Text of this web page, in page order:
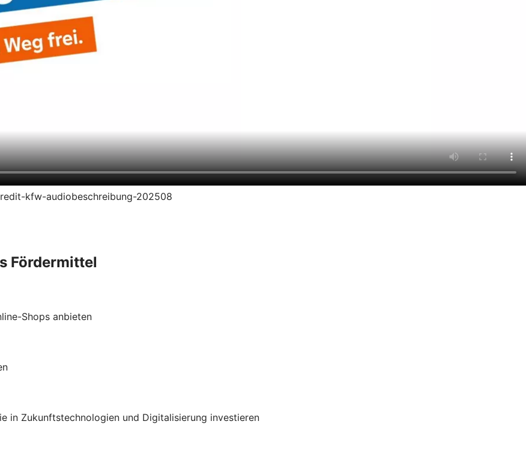
kfw-audiobeschreibung-202508
Fördermittel
Shops anbieten
in Zukunftstechnologien und Digitalisierung investieren